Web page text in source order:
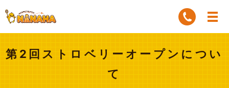
第2回ストロベリーオープンについ
て